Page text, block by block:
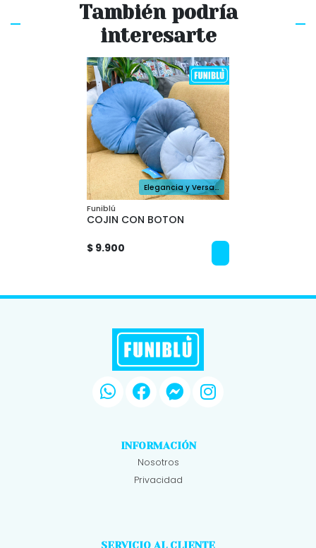
También podría
interesarte
Elegancia y Versatilidad para tus Espacios
Funiblú
COJIN CON BOTON
$ 9.900
INFORMACIÓN
Nosotros
Privacidad
SERVICIO AL CLIENTE